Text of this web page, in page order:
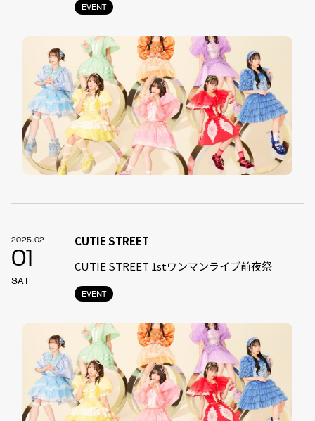
EVENT
2025.02
01
SAT
EVENT
CUTIE STREET
CUTIE STREET 1stワンマンライブ前夜祭